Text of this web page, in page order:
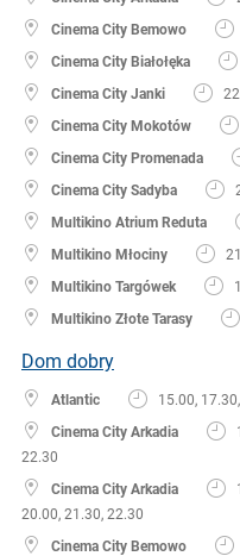
Cinema City Bemowo
Cinema City Białołęka
Cinema City Janki
Cinema City Mokotów
Cinema City Promenada
Cinema City Sadyba
Multikino Atrium Reduta
Multikino Młociny
Multikino Targówek
Multikino Złote Tarasy
Dom dobry
Atlantic
15.00,
Cinema City Arkadia
22.30
Cinema City Arkadia
20.00, 21.30, 22.30
Cinema City Bemowo